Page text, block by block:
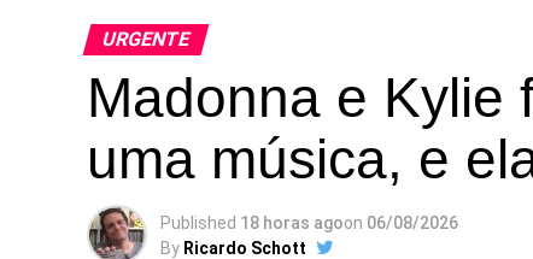
URGENTE
Madonna e Kylie
uma música, e
Published 18 horas agoon 06/08/2026
By Ricardo Schott